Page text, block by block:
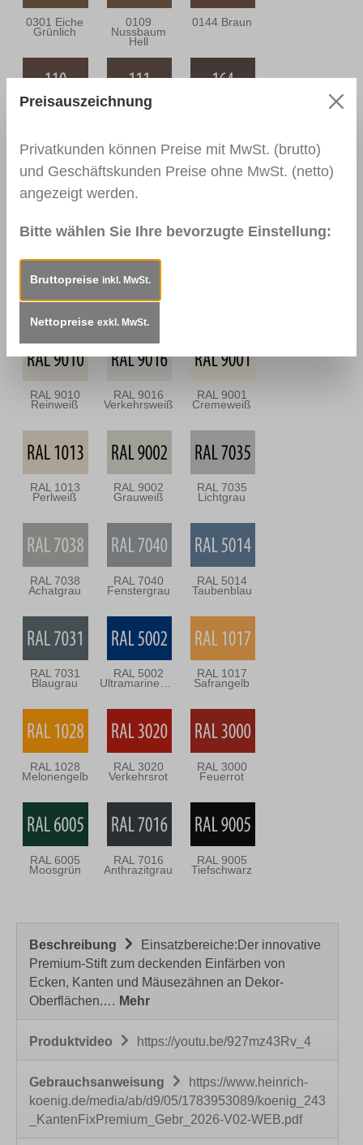
0301 Eiche
Grünlich
0109
Nussbaum
Hell
0144 Braun
0114
Dunkel
0157
RAL 9010
Reinweiß
RAL 9016
Verkehrsweiß
RAL 9001
Cremeweiß
RAL 1013
Perlweiß
RAL 9002
Grauweiß
RAL 7035
Lichtgrau
RAL 7038
Achatgrau
RAL 7040
Fenstergrau
RAL 5014
Taubenblau
RAL 7031
Blaugrau
RAL 5002
Ultramarineblau
RAL 1017
Safrangelb
RAL 1028
Melonengelb
RAL 3020
Verkehrsrot
RAL 3000
Feuerrot
RAL 6005
Moosgrün
RAL 7016
Anthrazitgrau
RAL 9005
Tiefschwarz
Beschreibung
Einsatzbereiche:Der innovative
Premium-Stift zum deckenden Einfärben von
Ecken, Kanten und Mäusezähnen an Dekor-
Oberflächen.… Mehr
Produktvideo https://youtu.be/927mz43Rv_4
Gebrauchsanweisung
https://www.heinrich-
koenig.de/media/ab/d9/05/1783953089/koenig_243
_KantenFixPremium_Gebr_2026-V02-WEB.pdf
Preisauszeichnung
Privatkunden können Preise mit MwSt. (brutto)
und Geschäftskunden Preise ohne MwSt. (netto)
angezeigt werden.
Bitte wählen Sie Ihre bevorzugte Einstellung:
Bruttopreise inkl. MwSt.
Nettopreise exkl. MwSt.